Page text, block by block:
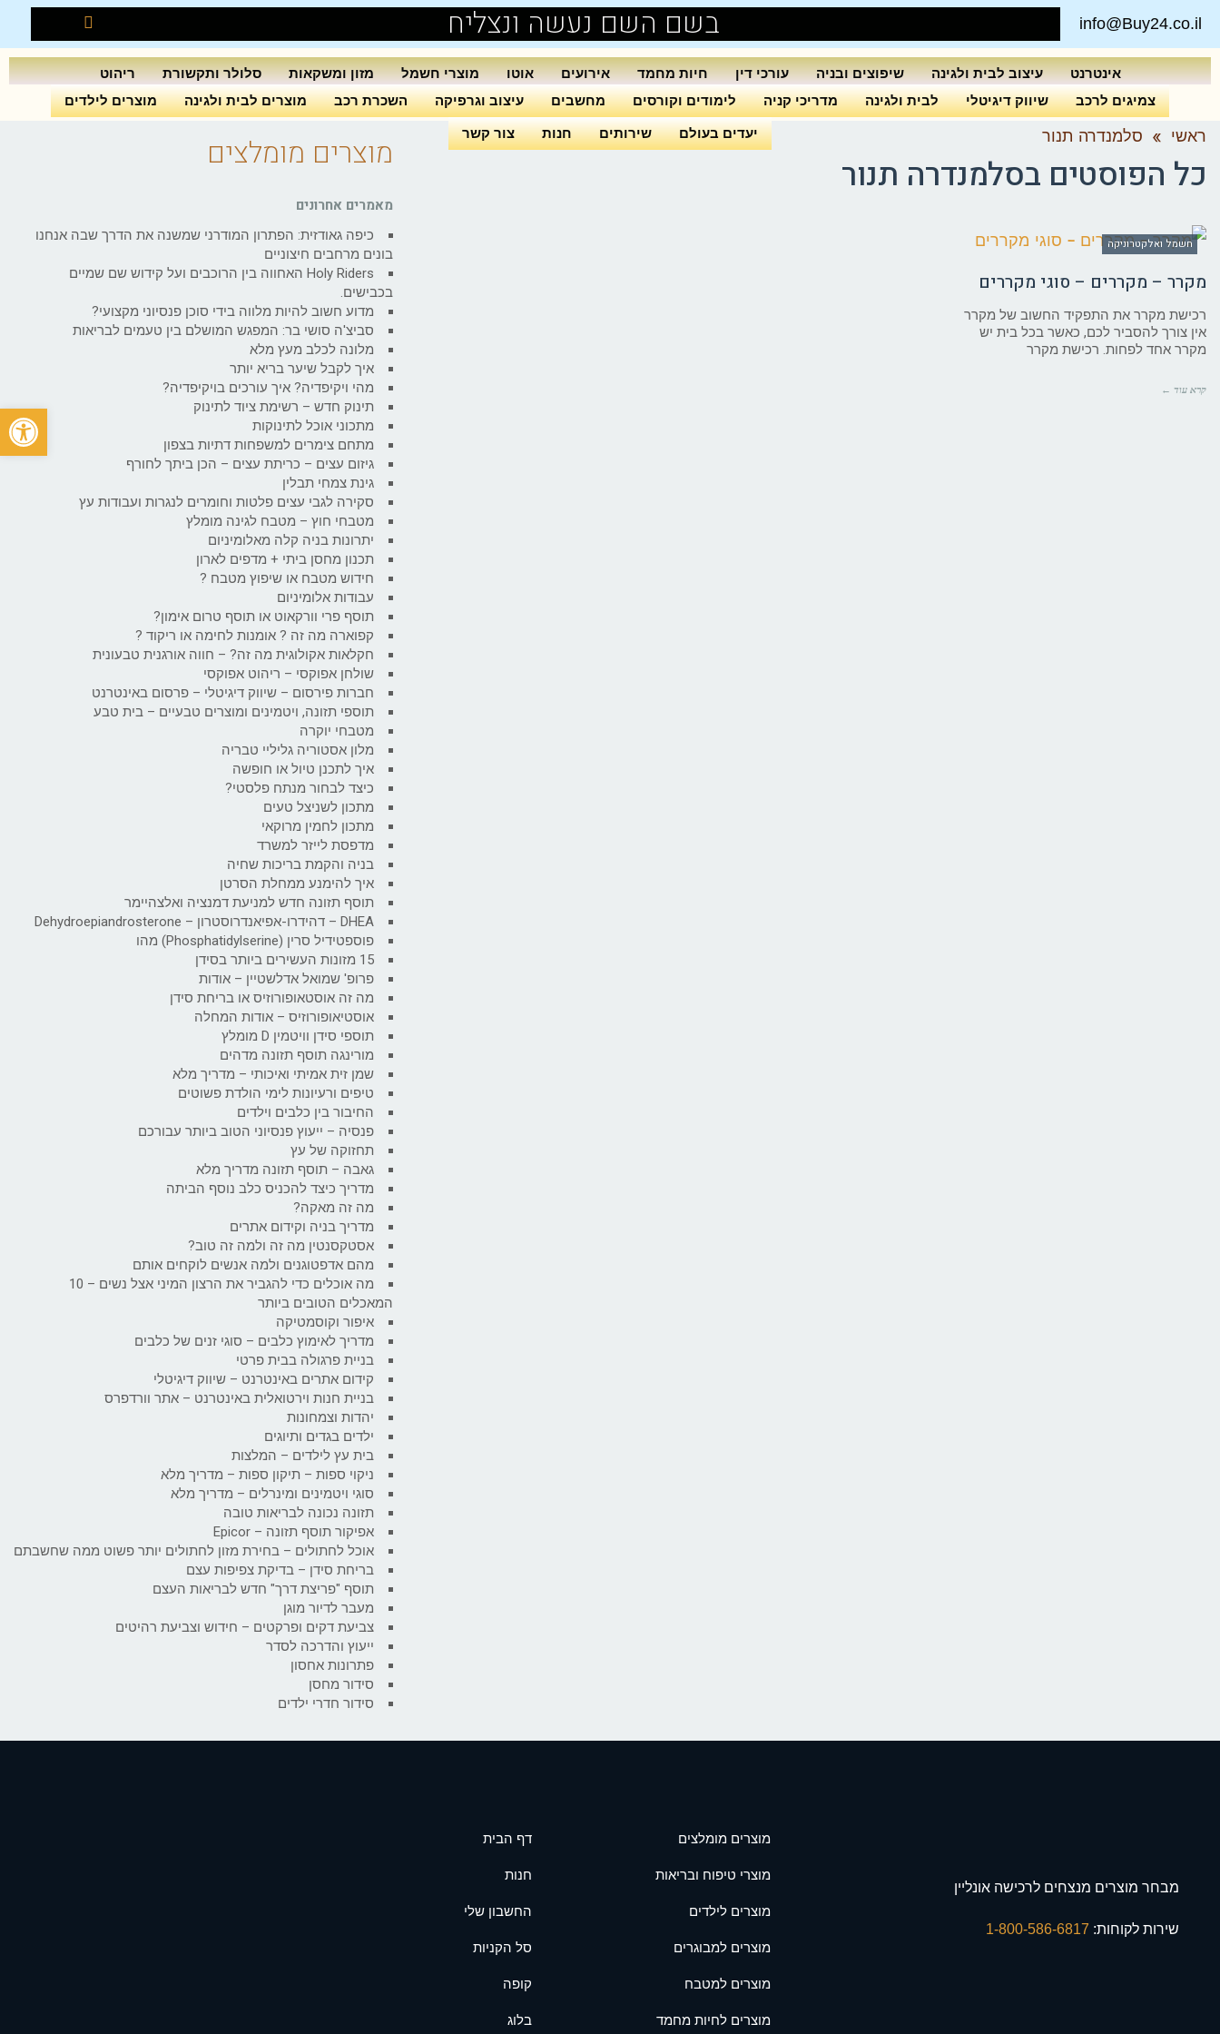
info@Buy24.co.il בשם השם נעשה ונצליח
אינטרנט עיצוב לבית ולגינה שיפוצים ובניה עורכי דין חיות מחמד אירועים אוטו מוצרי חשמל מזון ומשקאות סלולר ותקשורת
ריהוט
צמיגים לרכב
שיווק דיגיטלי לבית ולגינה מדריכי קניה לימודים וקורסים מחשבים עיצוב וגרפיקה השכרת רכב מוצרים לבית ולגינה מוצרים לילדים
יעדים בעולם שירותים חנות צור קשר ראשי » סלמנדרה תנור
כל הפוסטים בסלמנדרה תנור
חשמל ואלקטרוניקה
מקרר – מקררים – סוגי מקררים
רכישת מקרר את התפקיד החשוב של מקרר
אין צורך להסביר לכם, כאשר בכל בית יש
מקרר אחד לפחות. רכישת מקרר
קרא עוד ←
מוצרים מומלצים
מאמרים אחרונים
כיפה גאודזית: הפתרון המודרני שמשנה את הדרך שבה אנחנו
בונים מרחבים חיצוניים
Holy Riders האחווה בין הרוכבים ועל קידוש שם שמיים
בכבישים.
מדוע חשוב להיות מלווה בידי סוכן פנסיוני מקצועי?
סביצ'ה סושי בר: המפגש המושלם בין טעמים לבריאות
מלונה לכלב מעץ מלא
איך לקבל שיער בריא יותר
מהי ויקיפדיה? איך עורכים בויקיפדיה?
תינוק חדש – רשימת ציוד לתינוק
מתכוני אוכל לתינוקות
מתחם צימרים למשפחות דתיות בצפון
גיזום עצים – כריתת עצים – הכן ביתך לחורף
גינת צמחי תבלין
סקירה לגבי עצים פלטות וחומרים לנגרות ועבודות עץ
מטבחי חוץ – מטבח לגינה מומלץ
יתרונות בניה קלה מאלומיניום
תכנון מחסן ביתי + מדפים לארון
חידוש מטבח או שיפוץ מטבח ?
עבודות אלומיניום
תוסף פרי וורקאוט או תוסף טרום אימון?
קפוארה מה זה ? אומנות לחימה או ריקוד ?
חקלאות אקולוגית מה זה? – חווה אורגנית טבעונית
שולחן אפוקסי – ריהוט אפוקסי
חברות פירסום – שיווק דיגיטלי – פרסום באינטרנט
תוספי תזונה, ויטמינים ומוצרים טבעיים – בית טבע
מטבחי יוקרה
מלון אסטוריה גליליי טבריה
איך לתכנן טיול או חופשה
כיצד לבחור מנתח פלסטי?
מתכון לשניצל טעים
מתכון לחמין מרוקאי
מדפסת לייזר למשרד
בניה והקמת בריכות שחיה
איך להימנע ממחלת הסרטן
תוסף תזונה חדש למניעת דמנציה ואלצהיימר
DHEA – דהידרו-אפיאנדרוסטרון – Dehydroepiandrosterone
פוספטידיל סרין (Phosphatidylserine) מהו
15 מזונות העשירים ביותר בסידן
פרופ' שמואל אדלשטיין – אודות
מה זה אוסטאופורוזיס או בריחת סידן
אוסטיאופורוזיס – אודות המחלה
תוספי סידן וויטמין D מומלץ
מורינגה תוסף תזונה מדהים
שמן זית אמיתי ואיכותי – מדריך מלא
טיפים ורעיונות לימי הולדת פשוטים
החיבור בין כלבים וילדים
פנסיה – ייעוץ פנסיוני הטוב ביותר עבורכם
תחזוקה של עץ
גאבה – תוסף תזונה מדריך מלא
מדריך כיצד להכניס כלב נוסף הביתה
מה זה מאקה?
מדריך בניה וקידום אתרים
אסטקסנטין מה זה ולמה זה טוב?
מהם אדפטוגנים ולמה אנשים לוקחים אותם
מה אוכלים כדי להגביר את הרצון המיני אצל נשים – 10
המאכלים הטובים ביותר
איפור וקוסמטיקה
מדריך לאימוץ כלבים – סוגי זנים של כלבים
בניית פרגולה בבית פרטי
קידום אתרים באינטרנט – שיווק דיגיטלי
בניית חנות וירטואלית באינטרנט – אתר וורדפרס
יהדות וצמחונות
ילדים בגדים ותיוגים
בית עץ לילדים – המלצות
ניקוי ספות – תיקון ספות – מדריך מלא
סוגי ויטמינים ומינרלים – מדריך מלא
תזונה נכונה לבריאות טובה
אפיקור תוסף תזונה – Epicor
אוכל לחתולים – בחירת מזון לחתולים יותר פשוט ממה שחשבתם
בריחת סידן – בדיקת צפיפות עצם
תוסף "פריצת דרך" חדש לבריאות העצם
מעבר לדיור מוגן
צביעת דקים ופרקטים – חידוש וצביעת רהיטים
ייעוץ והדרכה לסדר
פתרונות אחסון
סידור מחסן
סידור חדרי ילדים
מבחר מוצרים מנצחים לרכישה אונליין
שירות לקוחות:
מוצרים מומלצים
מוצרי טיפוח ובריאות
מוצרים לילדים
מוצרים למבוגרים
מוצרים למטבח
מוצרים לחיות מחמד
דף הבית
חנות
החשבון שלי
סל הקניות
קופה
בלוג